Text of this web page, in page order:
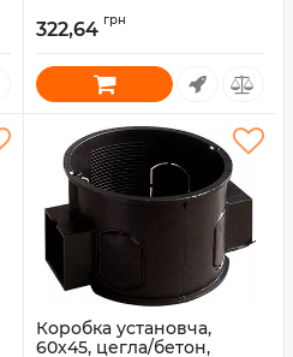
322,64 грн
Коробка установча,
60x45, цегла/бетон,